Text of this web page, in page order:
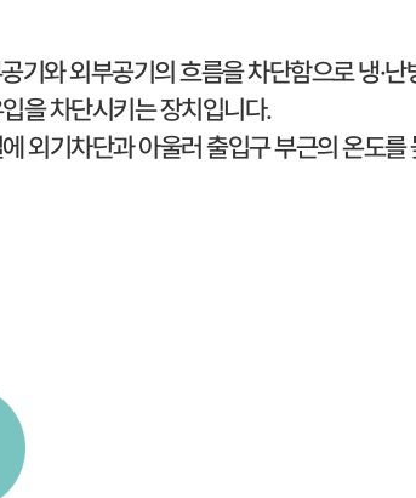
와 외부공기의 흐름을 차단함으로 냉·
을 차단시키는 장치입니다.
외기차단과 아울러 출입구 부근의 온도를